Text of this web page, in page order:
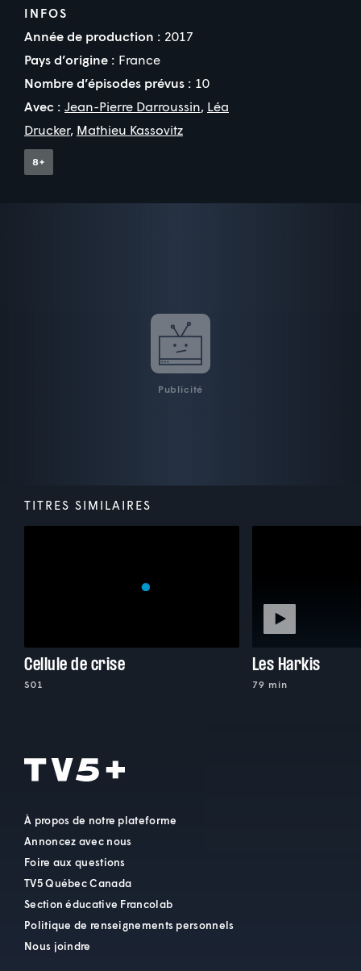
INFOS
Année de production : 2017
Pays d’origine : France
Nombre d’épisodes prévus : 10
Avec : Jean-Pierre Darroussin, Léa
Drucker, Mathieu Kassovitz
Publicité
TITRES SIMILAIRES
Cellule de crise
S01
Les Harkis
79 min
À propos de notre plateforme
Annoncez avec nous
Foire aux questions
TV5 Québec Canada
Section éducative Francolab
Politique de renseignements personnels
Nous joindre